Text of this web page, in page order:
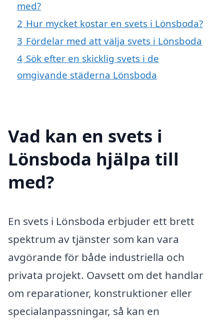
med?
2 Hur mycket kostar en svets i Lönsboda?
3 Fördelar med att välja svets i Lönsboda
4 Sök efter en skicklig svets i de
omgivande städerna Lönsboda
Vad kan en svets i
Lönsboda hjälpa till
med?
En svets i Lönsboda erbjuder ett brett
spektrum av tjänster som kan vara
avgörande för både industriella och
privata projekt. Oavsett om det handlar
om reparationer, konstruktioner eller
specialanpassningar, så kan en